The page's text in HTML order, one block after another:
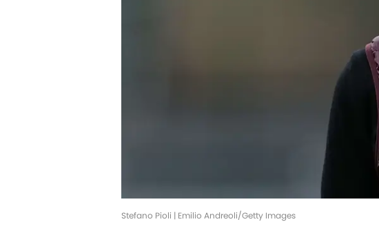
Stefano Pioli | Emilio Andreoli/Getty Images